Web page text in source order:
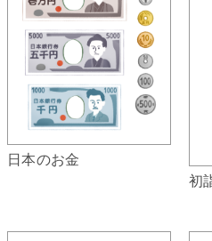
日本のお金
初